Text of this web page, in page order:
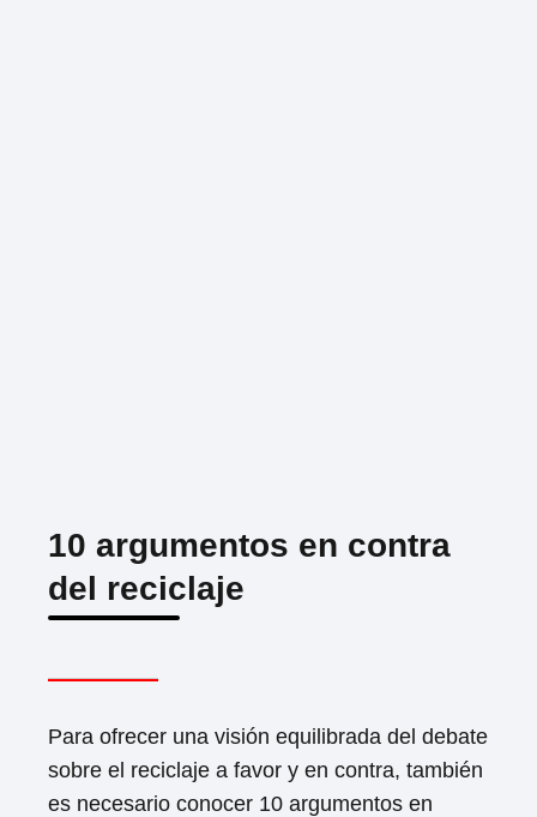
10 argumentos en contra
del reciclaje
Para ofrecer una visión equilibrada del debate
sobre el reciclaje a favor y en contra, también
es necesario conocer 10 argumentos en